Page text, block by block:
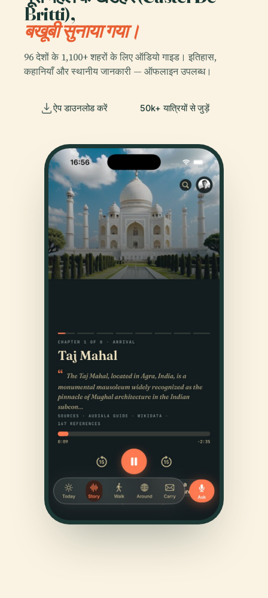
Britti),
बखूबी सुनाया गया।
96 देशों के 1,100+ शहरों के लिए ऑडियो गाइड। इतिहास,
कहानियाँ और स्थानीय जानकारी — ऑफलाइन उपलब्ध।
ऐप डाउनलोड करें 50k+ यात्रियों से जुड़ें